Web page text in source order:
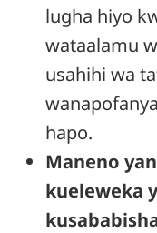
lugha hiyo
wataalamu
usahihi wa
hapo.
Maneno
kueleweka